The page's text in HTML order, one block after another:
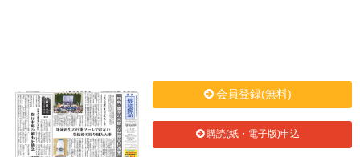
会員登録(無料)
購読(紙・電子版)申込